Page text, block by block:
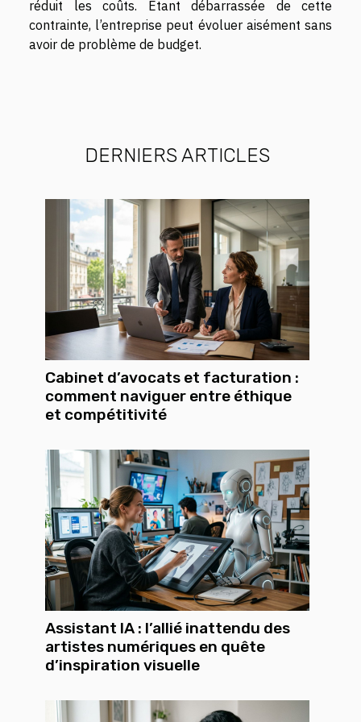
réduit les coûts. Étant débarrassée de cette
contrainte, l’entreprise peut évoluer aisément sans
avoir de problème de budget.
DERNIERS ARTICLES
Cabinet d’avocats et facturation :
comment naviguer entre éthique
et compétitivité
Assistant IA : l’allié inattendu des
artistes numériques en quête
d’inspiration visuelle